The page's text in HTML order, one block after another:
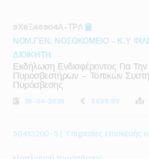
9Χ6Ξ46904Α-ΤΡΛ
ΝΟΜ.ΓΕΝ. ΝΟΣΟΚΟΜΕΙΟ - Κ.Υ
ΔΙΟΙΚΗΤΗ
Εκδήλωση Ενδιαφέροντος Για
Πυροσβεστήρων – Τοπικών
Πυρόσβεσης
28-04-2026 7.499,99
50413200-5 | Υπηρεσίες επισκευής